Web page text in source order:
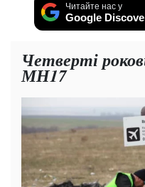
Читайте нас у
Google
Четверті
МН17